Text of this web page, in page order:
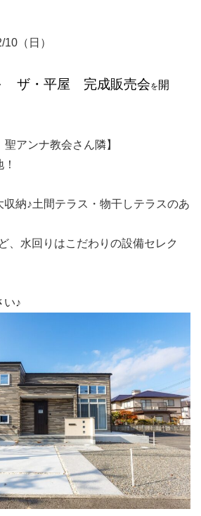
（日）
ザ・ 平屋 完成販売会を 開
アンナ教会さん隣】
納♪土間テラス・物干しテラスのあ
、水回りはこだわりの設備セレク
い♪